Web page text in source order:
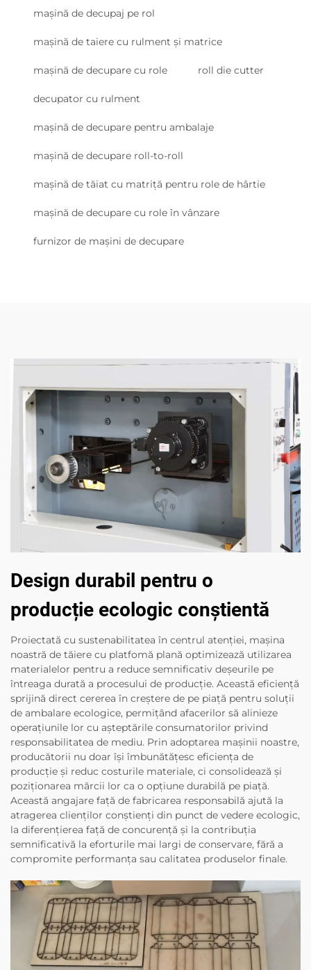
mașină de decupaj pe rol
mașină de taiere cu rulment și matrice
mașină de decupare cu role roll die cutter
decupator cu rulment
mașină de decupare pentru ambalaje
mașină de decupare roll-to-roll
mașină de tăiat cu matriță pentru role de hârtie
mașină de decupare cu role în vânzare
furnizor de mașini de decupare
Design durabil pentru o
producție ecologic conștientă
Proiectată cu sustenabilitatea în centrul atenției, mașina
noastră de tăiere cu platfomă plană optimizează utilizarea
materialelor pentru a reduce semnificativ deșeurile pe
întreaga durată a procesului de producție. Această eficiență
sprijină direct cererea în creștere de pe piață pentru soluții
de ambalare ecologice, permițând afacerilor să alinieze
operațiunile lor cu așteptările consumatorilor privind
responsabilitatea de mediu. Prin adoptarea mașinii noastre,
producătorii nu doar își îmbunătățesc eficiența de
producție și reduc costurile materiale, ci consolidează și
poziționarea mărcii lor ca o opțiune durabilă pe piață.
Această angajare față de fabricarea responsabilă ajută la
atragerea clienților conștienți din punct de vedere ecologic,
la diferențierea față de concurență și la contribuția
semnificativă la eforturile mai largi de conservare, fără a
compromite performanța sau calitatea produselor finale.